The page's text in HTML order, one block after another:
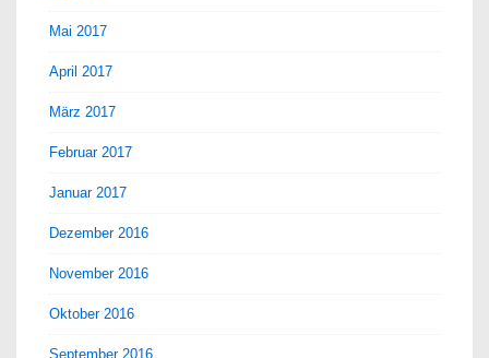
Mai 2017
April 2017
März 2017
Februar 2017
Januar 2017
Dezember 2016
November 2016
Oktober 2016
September 2016